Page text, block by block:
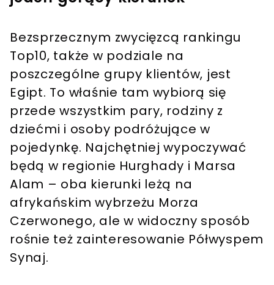
Bezsprzecznym zwycięzcą rankingu
Top10, także w podziale na
poszczególne grupy klientów, jest
Egipt. To właśnie tam wybiorą się
przede wszystkim pary, rodziny z
dziećmi i osoby podróżujące w
pojedynkę. Najchętniej wypoczywać
będą w regionie Hurghady i Marsa
Alam – oba kierunki leżą na
afrykańskim wybrzeżu Morza
Czerwonego, ale w widoczny sposób
rośnie też zainteresowanie Półwyspem
Synaj.